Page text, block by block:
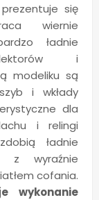
się
wiernie
ładnie
i
modeliku są
i wkłady
dla
i relingi
ładnie
z wyraźnie
cofania.
wykonanie